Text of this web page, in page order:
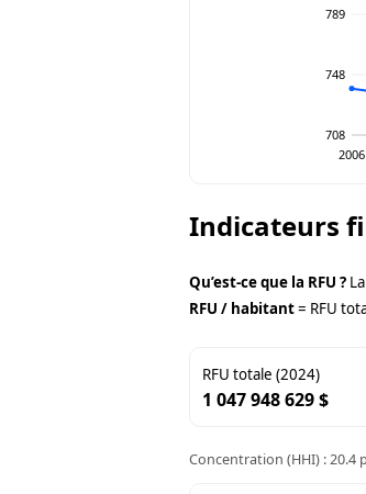
789
748
708
2006
Indicateurs
Qu’est-ce que la RFU ?
RFU / habitant= RFU
RFU totale (2024)
1 047 948 629 $
Concentration (HHI) : 20.4